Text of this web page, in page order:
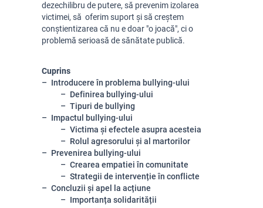
dezechilibru de putere, să prevenim izolarea
victimei, să oferim suport și să creștem
conștientizarea că nu e doar "o joacă", ci o
problemă serioasă de sănătate publică.
Cuprins
Introducere în problema bullying-ului
Definirea bullying-ului
Tipuri de bullying
Impactul bullying-ului
Victima și efectele asupra acesteia
Rolul agresorului și al martorilor
Prevenirea bullying-ului
Crearea empatiei în comunitate
Strategii de intervenție în conflicte
Concluzii și apel la acțiune
Importanța solidarității